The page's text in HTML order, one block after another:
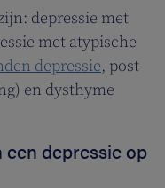
depressie met
met atypische
depressie, post-
en dysthyme
depressie op